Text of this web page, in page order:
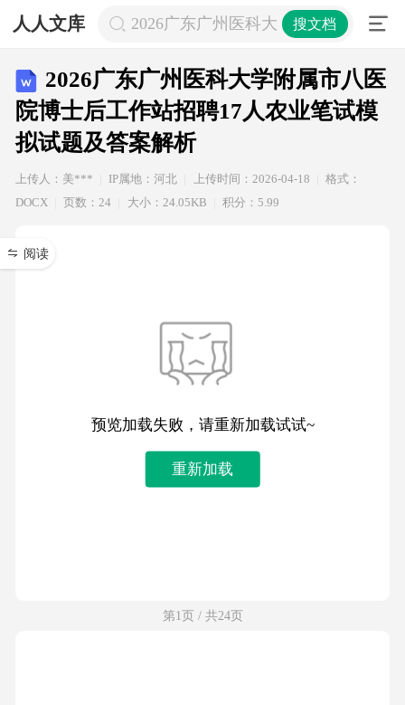
人人文库 2026广东广州医科大学附属市八医院
搜文档
2026广东广州医科大学附属市八医
院博士后工作站招聘17人农业笔试模
拟试题及答案解析
上传人：美*** IP属地：河北 上传时间：2026-04-18
格式：
DOCX
页数：24 大小：24.05KB 积分：5.99
阅读
预览加载失败，请重新加载试试~
重新加载
第1页 / 共24页